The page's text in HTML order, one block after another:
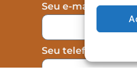
Seu e-mail
Seu telefone